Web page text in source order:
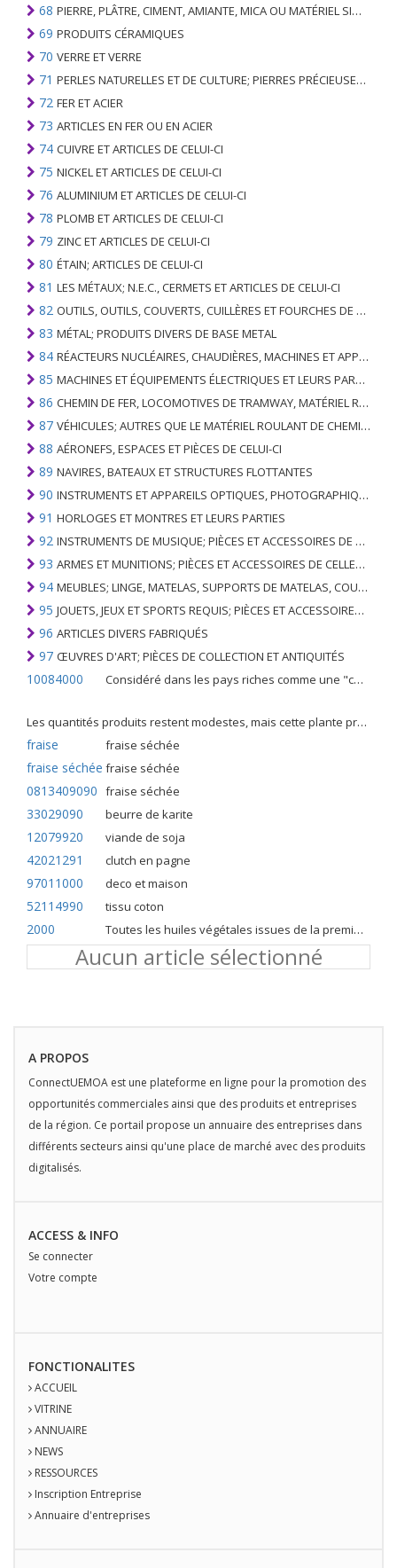
68 PIERRE, PLÂTRE, CIMENT, AMIANTE, MICA OU MATÉRIEL SIMILAIRE; ARTICLES DE CELUI-CI
69 PRODUITS CÉRAMIQUES
70 VERRE ET VERRE
71 PERLES NATURELLES ET DE CULTURE; PIERRES PRÉCIEUSES, SEMI-PRÉCIEUSES; MÉTAUX PRÉCIEUX, PLAQUÉS OU DOUBLÉS DE MÉTAUX PRÉCIEUX ET OUVRAGES EN CES MATIÈRES; IMITATION BIJOUTERIE; PIÈCE DE MONNAIE
72 FER ET ACIER
73 ARTICLES EN FER OU EN ACIER
74 CUIVRE ET ARTICLES DE CELUI-CI
75 NICKEL ET ARTICLES DE CELUI-CI
76 ALUMINIUM ET ARTICLES DE CELUI-CI
78 PLOMB ET ARTICLES DE CELUI-CI
79 ZINC ET ARTICLES DE CELUI-CI
80 ÉTAIN; ARTICLES DE CELUI-CI
81 LES MÉTAUX; N.E.C., CERMETS ET ARTICLES DE CELUI-CI
82 OUTILS, OUTILS, COUVERTS, CUILLÈRES ET FOURCHES DE MÉTAUX DE BASE; PARTIES DE CELLES-CI, EN METAL DE BASE
83 MÉTAL; PRODUITS DIVERS DE BASE METAL
84 RÉACTEURS NUCLÉAIRES, CHAUDIÈRES, MACHINES ET APPAREILS MÉCANIQUES; PARTIES DE CELLES-CI
85 MACHINES ET ÉQUIPEMENTS ÉLECTRIQUES ET LEURS PARTIES; ENREGISTREURS ET REPRODUCTEURS SONORES; APPAREILS D'ENREGISTREMENT OU DE REPRODUCTION DES IMAGES ET DU SON EN TÉLÉVISION, PIÈCES ET ACCESSOIRES DE TELS ARTICLES
86 CHEMIN DE FER, LOCOMOTIVES DE TRAMWAY, MATÉRIEL ROULANT ET LEURS PARTIES; RACCORDS DE CHEMIN DE FER OU DE TRAMWAY ET RACCORDS ET PIÈCES DE CELLES-CI; ÉQUIPEMENT DE SIGNALISATION DE TRAFIC MÉCANIQUE (Y COMPRIS ÉLECTRO-MÉCANIQUE) DE TOUS TYPES
87 VÉHICULES; AUTRES QUE LE MATÉRIEL ROULANT DE CHEMIN DE FER OU DE TRAMWAY, ET LEURS PIÈCES ET ACCESSOIRES
88 AÉRONEFS, ESPACES ET PIÈCES DE CELUI-CI
89 NAVIRES, BATEAUX ET STRUCTURES FLOTTANTES
90 INSTRUMENTS ET APPAREILS OPTIQUES, PHOTOGRAPHIQUES, CINÉMATOGRAPHIQUES, DE MESURE, DE CONTRÔLE, DE MÉDECINE OU DE CHIRURGIE; PIÈCES ET ACCESSOIRES
91 HORLOGES ET MONTRES ET LEURS PARTIES
92 INSTRUMENTS DE MUSIQUE; PIÈCES ET ACCESSOIRES DE TELS ARTICLES
93 ARMES ET MUNITIONS; PIÈCES ET ACCESSOIRES DE CELLES-CI
94 MEUBLES; LINGE, MATELAS, SUPPORTS DE MATELAS, COUSSINS ET AMEUBLEMENT SIMILAIRE FARCI; LAMPES ET RACCORDS D'ÉCLAIRAGE, N.E.C .; SIGNES LUMINEUSES, PLAQUES DE NOMS LUMINEUSES ET SIMILAIRES; BÂTIMENTS PRÉFABRIQUÉS
95 JOUETS, JEUX ET SPORTS REQUIS; PIÈCES ET ACCESSOIRES DE CELLES-CI
96 ARTICLES DIVERS FABRIQUÉS
97 ŒUVRES D'ART; PIÈCES DE COLLECTION ET ANTIQUITÉS
10084000 Considéré dans les pays riches comme une "céréale mineure", le fonio blanc est une graminée de la famille des poaceae cultivée pour ses graines dans certaines régions d'Afrique.
Les quantités produits restent modestes, mais cette plante présente malgré tout de nombreuses qualités. Elle est utilisé dans l'alimentation humaine et entre dans la préparation de nombreuses recettes traditionnelles africaines comme le couscous, la bouillie, les boulettes, les beignets et même le pain.
fraise fraise séchée
fraise séchée fraise séchée
0813409090 fraise séchée
33029090 beurre de karite
12079920 viande de soja
42021291 clutch en pagne
97011000 deco et maison
52114990 tissu coton
2000 Toutes les huiles végétales issues de la première pression à froid
Aucun article sélectionné
A PROPOS
ConnectUEMOA est une plateforme en ligne pour la promotion des
opportunités commerciales ainsi que des produits et entreprises
de la région. Ce portail propose un annuaire des entreprises dans
différents secteurs ainsi qu'une place de marché avec des produits
digitalisés.
ACCESS & INFO
Se connecter
Votre compte
FONCTIONALITES
ACCUEIL
VITRINE
ANNUAIRE
NEWS
RESSOURCES
Inscription Entreprise
Annuaire d'entreprises